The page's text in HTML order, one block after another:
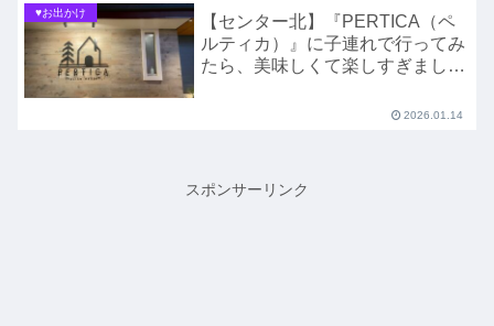
♥お出かけ
【センター北】『PERTICA（ペ
ルティカ）』に子連れで行ってみ
たら、美味しくて楽しすぎまし
2026.01.14
スポンサーリンク